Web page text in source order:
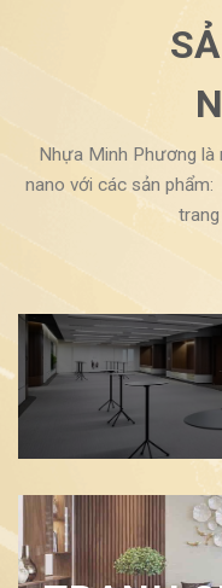
Nhựa Minh Phương là
nano với các sản